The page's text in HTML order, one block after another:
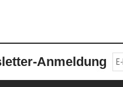
Anmeldung